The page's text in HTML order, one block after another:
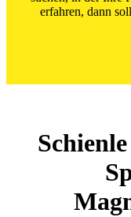
erfahren, dann